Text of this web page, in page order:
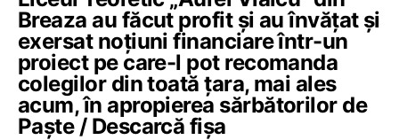
Breaza au făcut profit și au învățat și
exersat noțiuni financiare într-un
proiect pe care-l pot recomanda
colegilor din toată țara, mai ales
acum, în apropierea sărbătorilor de
Paște / Descarcă fișa